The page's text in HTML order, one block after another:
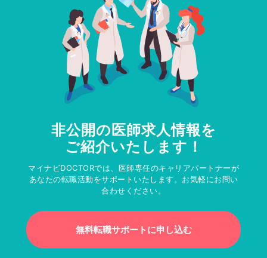
非公開の医師求人情報を
ご紹介いたします！
マイナビDOCTORでは、医師専任のキャリアパートナーが
あなたの転職活動をサポートいたします。お気軽にお問い
合わせください。
無料転職サポートに申し込む